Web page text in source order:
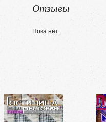
Отзывы
Пока нет.